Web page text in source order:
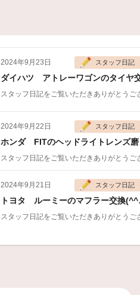
2023年GW休業日のお知らせ
2022年お盆休みのご案内
セール『夏の大感謝祭』終了のお
一部商品の販売価格改定について
2024年9月23日 スタッフ日記
ダイハツ アトレーワゴンのタイヤ
スタッフ日記をご覧いただきありがとうご
2024年9月22日 スタッフ日記
ホンダ FITのヘッドライトレンズ
スタッフ日記をご覧いただきありがとうご
2024年9月21日 スタッフ日記
トヨタ ルーミーのマフラー交換
スタッフ日記をご覧いただきありがとうご